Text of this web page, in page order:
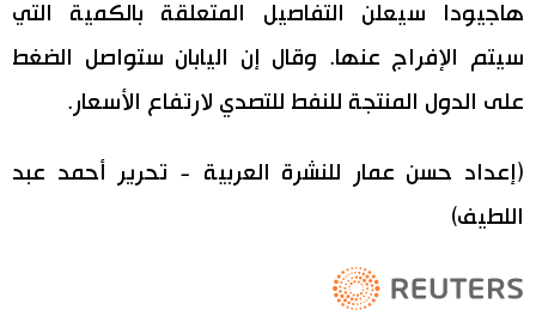
تجارب وآراء
سياسة
اللغة اليابانية
موسوعة اليابان
هو وهي
تواصل معنا
هاجيودا سيعلن التفاصيل المتعلقة بالكمية التي
سيتم الإفراج عنها. وقال إن اليابان ستواصل الضغط
على الدول المنتجة للنفط للتصدي لارتفاع الأسعار.
(إعداد حسن عمار للنشرة العربية‭ ‬-‭ ‬تحرير أحمد عبد
اللطيف)